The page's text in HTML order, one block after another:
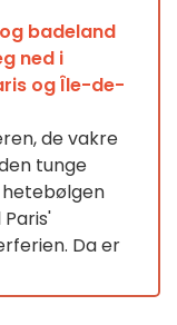
badeland
ned i
og Île-de-
de vakre
tunge
Da er